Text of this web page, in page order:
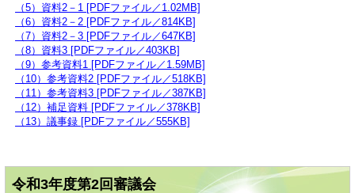
（5）資料2－1 [PDFファイル／1.02MB]
（6）資料2－2 [PDFファイル／814KB]
（7）資料2－3 [PDFファイル／647KB]
（8）資料3 [PDFファイル／403KB]
（9）参考資料1 [PDFファイル／1.59MB]
（10）参考資料2 [PDFファイル／518KB]
（11）参考資料3 [PDFファイル／387KB]
（12）補足資料 [PDFファイル／378KB]
（13）議事録 [PDFファイル／555KB]
令和3年度第2回審議会